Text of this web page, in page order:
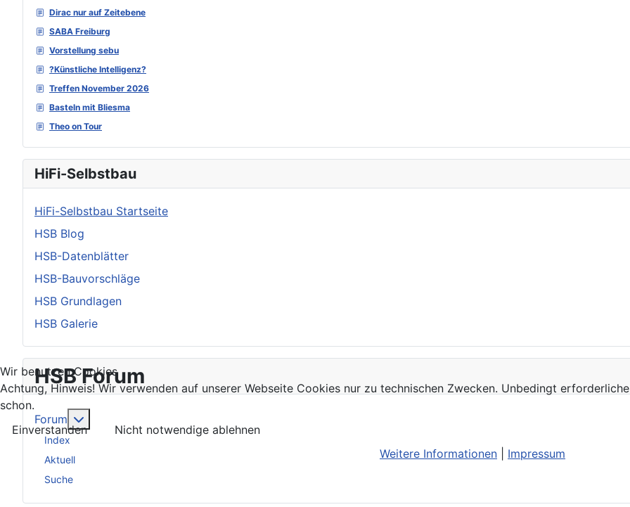
Dirac nur auf Zeitebene
SABA Freiburg
Vorstellung sebu
?Künstliche Intelligenz?
Treffen November 2026
Basteln mit Bliesma
Theo on Tour
HiFi-Selbstbau
HiFi-Selbstbau Startseite
HSB Blog
HSB-Datenblätter
HSB-Bauvorschläge
HSB Grundlagen
HSB Galerie
HSB Forum
Forum
Index
Aktuell
Suche
Wir benutzen Cookies
Achtung, Hinweis! Wir verwenden auf unserer Webseite Cookies nur zu technischen Zwecken. Unbedingt
schon.
Einverstanden
Nicht notwendige ablehnen
Weitere Informationen
Impressum